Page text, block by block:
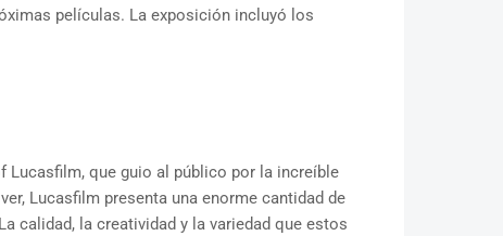
películas. La exposición incluyó los
Lucasfilm, que guio al público por la increíble
Lucasfilm presenta una enorme cantidad de
calidad, la creatividad y la variedad que estos